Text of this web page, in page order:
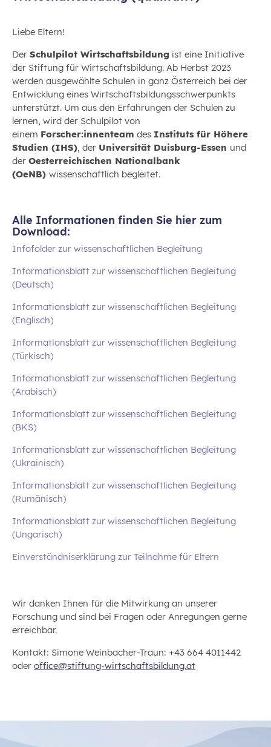
Liebe Eltern!
Der Schulpilot Wirtschaftsbildung ist eine Initiative
der Stiftung für Wirtschaftsbildung. Ab Herbst 2023
werden ausgewählte Schulen in ganz Österreich bei der
Entwicklung eines Wirtschaftsbildungsschwerpunkts
unterstützt. Um aus den Erfahrungen der Schulen zu
lernen, wird der Schulpilot von
einem Forscher:innenteam des Instituts für Höhere
Studien (IHS), der Universität Duisburg-Essen und
der Oesterreichischen Nationalbank
(OeNB) wissenschaftlich begleitet.
Alle Informationen finden Sie hier zum
Download:
Infofolder zur wissenschaftlichen Begleitung
Informationsblatt zur wissenschaftlichen Begleitung
(Deutsch)
Informationsblatt zur wissenschaftlichen Begleitung
(Englisch)
Informationsblatt zur wissenschaftlichen Begleitung
(Türkisch)
Informationsblatt zur wissenschaftlichen Begleitung
(Arabisch)
Informationsblatt zur wissenschaftlichen Begleitung
(BKS)
Informationsblatt zur wissenschaftlichen Begleitung
(Ukrainisch)
Informationsblatt zur wissenschaftlichen Begleitung
(Rumänisch)
Informationsblatt zur wissenschaftlichen Begleitung
(Ungarisch)
Einverständniserklärung zur Teilnahme für Eltern
Wir danken Ihnen für die Mitwirkung an unserer
Forschung und sind bei Fragen oder Anregungen gerne
erreichbar.
Kontakt: Simone Weinbacher-Traun: +43 664 4011442
oder office@stiftung-wirtschaftsbildung.at